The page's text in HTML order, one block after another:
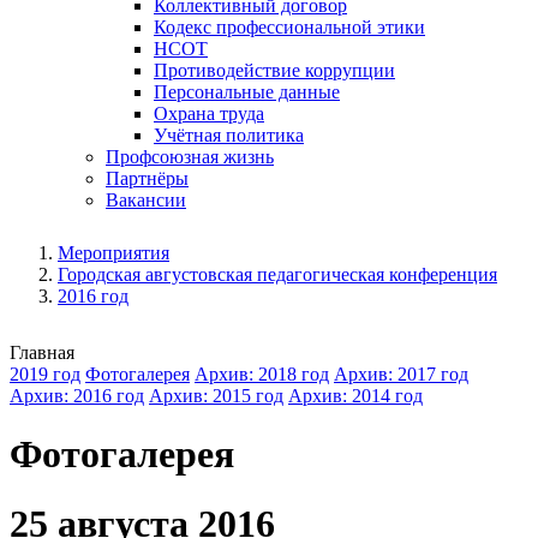
Коллективный договор
Кодекс профессиональной этики
НСОТ
Противодействие коррупции
Персональные данные
Охрана труда
Учётная политика
Профсоюзная жизнь
Партнёры
Вакансии
Мероприятия
Городская августовская педагогическая конференция
2016 год
Главная
2019 год Фотогалерея Архив: 2018 год Архив: 2017 год
Архив: 2016 год Архив: 2015 год Архив: 2014 год
Фотогалерея
25 августа 2016